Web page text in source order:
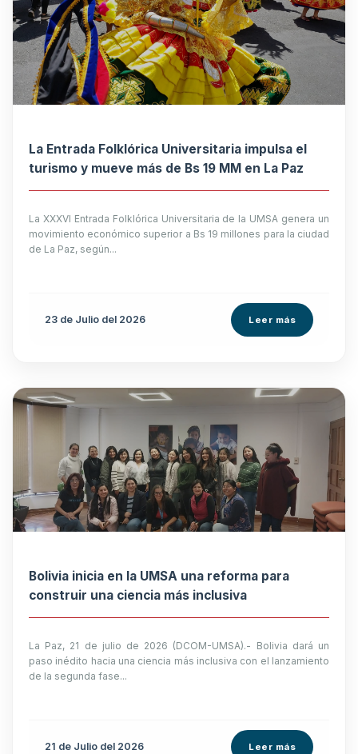
La Entrada Folklórica Universitaria impulsa el
turismo y mueve más de Bs 19 MM en La Paz
La XXXVI Entrada Folklórica Universitaria de la UMSA genera un
movimiento económico superior a Bs 19 millones para la ciudad
de La Paz, según...
23 de Julio del 2026 Leer más
Bolivia inicia en la UMSA una reforma para
construir una ciencia más inclusiva
La Paz, 21 de julio de 2026 (DCOM-UMSA).- Bolivia dará un
paso inédito hacia una ciencia más inclusiva con el lanzamiento
de la segunda fase...
21 de Julio del 2026 Leer más